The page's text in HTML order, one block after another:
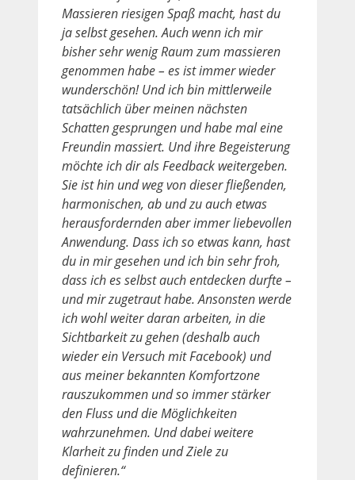
Massieren riesigen Spaß macht, hast du
ja selbst gesehen. Auch wenn ich mir
bisher sehr wenig Raum zum massieren
genommen habe – es ist immer wieder
wunderschön! Und ich bin mittlerweile
tatsächlich über meinen nächsten
Schatten gesprungen und habe mal eine
Freundin massiert. Und ihre Begeisterung
möchte ich dir als Feedback weitergeben.
Sie ist hin und weg von dieser fließenden,
harmonischen, ab und zu auch etwas
herausfordernden aber immer liebevollen
Anwendung. Dass ich so etwas kann, hast
du in mir gesehen und ich bin sehr froh,
dass ich es selbst auch entdecken durfte –
und mir zugetraut habe. Ansonsten werde
ich wohl weiter daran arbeiten, in die
Sichtbarkeit zu gehen (deshalb auch
wieder ein Versuch mit Facebook) und
aus meiner bekannten Komfortzone
rauszukommen und so immer stärker
den Fluss und die Möglichkeiten
wahrzunehmen. Und dabei weitere
Klarheit zu finden und Ziele zu
definieren.“